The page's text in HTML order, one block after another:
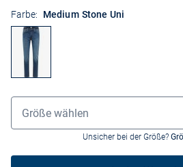
Farbe: Medium Stone Uni
Grössenauswahl
Größe wählen
Unsicher bei der Größe?